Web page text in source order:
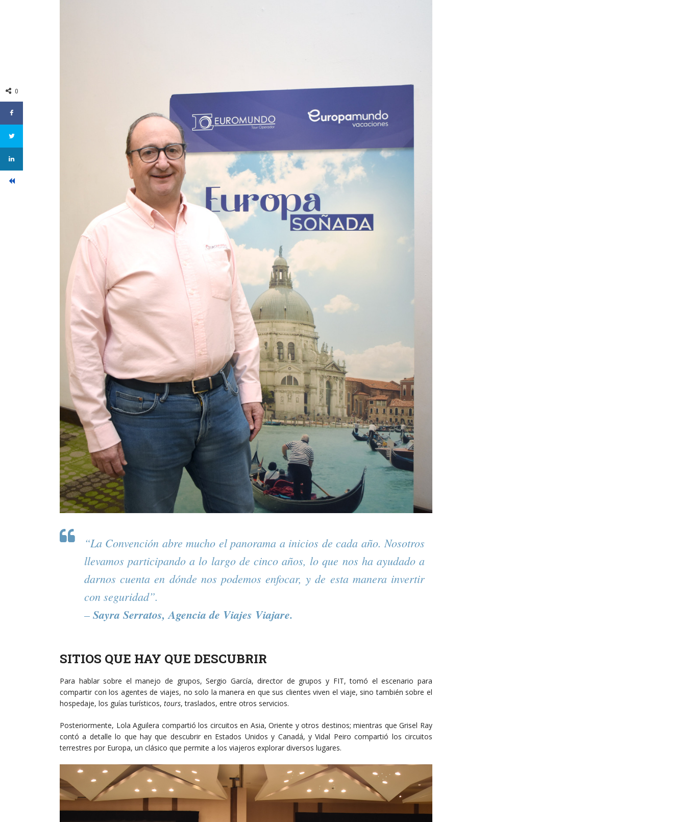
“La Convención abre mucho el panorama a inicios de cada año. Nosotros
llevamos participando a lo largo de cinco años, lo que nos ha ayudado a
darnos cuenta en dónde nos podemos enfocar, y de esta manera invertir
con seguridad”.
– Sayra Serratos, Agenciade Viajes Viajare.
SITIOS QUE HAY QUE DESCUBRIR
Para hablar sobre el manejo de grupos, Sergio García, director de grupos y FIT, tomó el escenario para
compartir con los agentes de viajes, no solo la manera en que sus clientes viven el viaje, sino también sobre el
hospedaje, los guías turísticos, tours, traslados, entre otros servicios.
Posteriormente, Lola Aguilera compartió los circuitos en Asia, Oriente y otros destinos; mientras que Grisel Ray
contó a detalle lo que hay que descubrir en Estados Unidos y Canadá, y Vidal Peiro compartió los circuitos
terrestres por Europa, un clásico que permite a los viajeros explorar diversos lugares.
0